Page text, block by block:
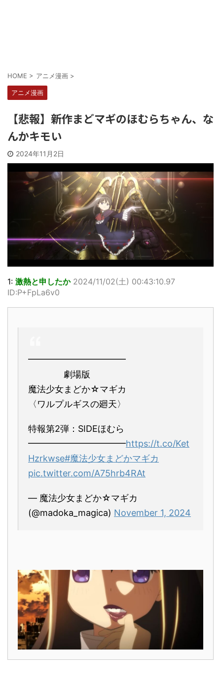
HOME > アニメ漫画 >
アニメ漫画
【悲報】新作まどマギのほむらちゃん、な
んかキモい
2024年11月2日
1: 激熱と申したか 2024/11/02(土) 00:43:10.97
ID:P+FpLa6v0
━━━━━━━━━━━
劇場版
魔法少女まどか☆マギカ
〈ワルプルギスの廻天〉
特報第2弾：SIDEほむら
━━━━━━━━━━━https://t.co/Ket
Hzrkwse#魔法少女まどかマギカ
pic.twitter.com/A75hrb4RAt
— 魔法少女まどか☆マギカ
(@madoka_magica) November 1, 2024